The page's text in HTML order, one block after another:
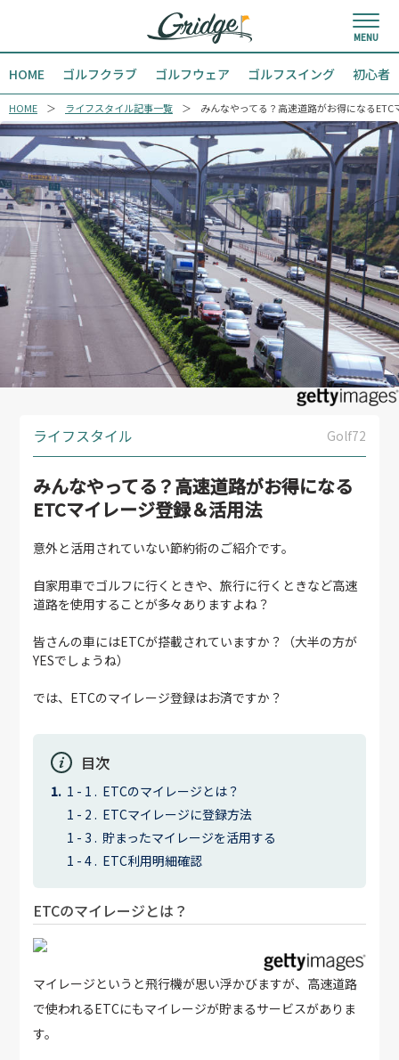
HOME ゴルフクラブ ゴルフウェア ゴルフスイング 初心者
HOME ライフスタイル記事一覧 みんなやってる？高速道路がお得になる
ライフスタイル Golf72
みんなやってる？高速道路がお得になる
ETCマイレージ登録＆活用法
意外と活用されていない節約術のご紹介です。
自家用車でゴルフに行くときや、旅行に行くときなど高速
道路を使用することが多々ありますよね？
皆さんの車にはETCが搭載されていますか？（大半の方が
YESでしょうね）
では、ETCのマイレージ登録はお済ですか？
目次
ETCのマイレージとは？
ETCマイレージに登録方法
貯まったマイレージを活用する
ETC利用明細確認
ETCのマイレージとは？
マイレージというと飛行機が思い浮かびますが、高速道路
で使われるETCにもマイレージが貯まるサービスがありま
す。